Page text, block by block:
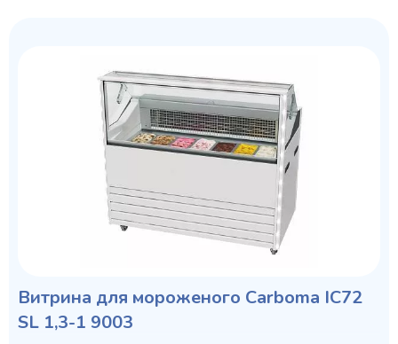
Витрина для мороженого Carboma IC72
SL 1,3-1 9003